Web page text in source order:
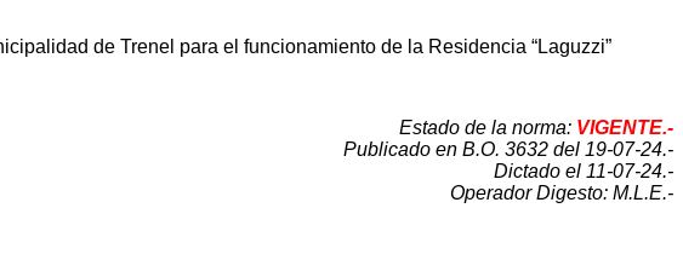
de Trenel para el funcionamiento de la Residencia “Laguzzi”
Estado de la norma: VIGENTE.-
Publicado en B.O. 3632 del 19-07-24.-
Dictado el 11-07-24.-
Operador Digesto: M.L.E.-